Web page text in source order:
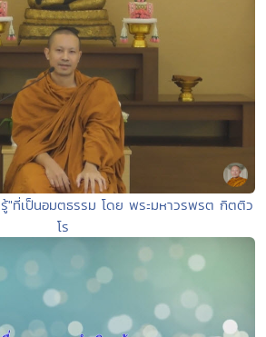
"ที่เป็นอมตธรรม โดย พระมหาวรพรต กิตติว
โร